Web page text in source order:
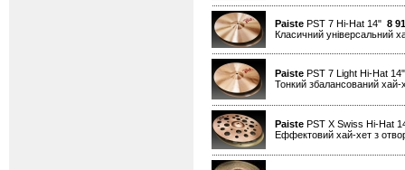
Paiste PST 7 Hi-Hat 14" 8
Класичний універсальний
Paiste PST 7 Light Hi-Hat
Тонкий збалансований
Paiste PST X Swiss Hi-Hat
Еффектовий хай-хет з